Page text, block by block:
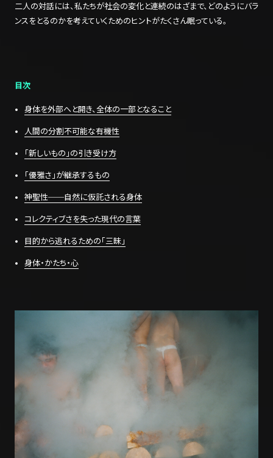
二人の対話には、私たちが社会の変化と連続のはざまで、どのようにバラ
ンスをとるのかを考えていくためのヒントがたくさん眠っている。
目次
身体を外部へと開き、全体の一部となること
人間の分割不可能な有機性
「新しいもの」の引き受け方
「優雅さ」が継承するもの
神聖性──自然に仮託される身体
コレクティブさを失った現代の言葉
目的から逃れるための「三昧」
身体・かたち・心